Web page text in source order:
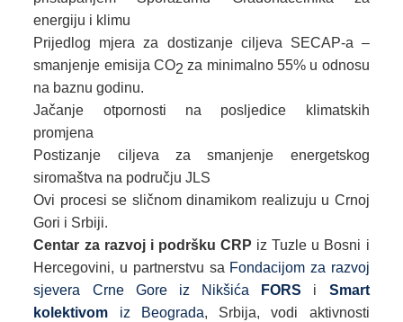
energiju i klimu
Prijedlog mjera za dostizanje ciljeva SECAP-a –
smanjenje emisija CO2 za minimalno 55% u odnosu
na baznu godinu.
Jačanje otpornosti na posljedice klimatskih
promjena
Postizanje ciljeva za smanjenje energetskog
siromaštva na području JLS
Ovi procesi se sličnom dinamikom realizuju u Crnoj
Gori i Srbiji.
Centar za razvoj i podršku CRP iz Tuzle u Bosni i
Hercegovini, u partnerstvu sa Fondacijom za razvoj
sjevera Crne Gore iz Nikšića
FORS i Smart
kolektivom iz Beograda, Srbija, vodi aktivnosti